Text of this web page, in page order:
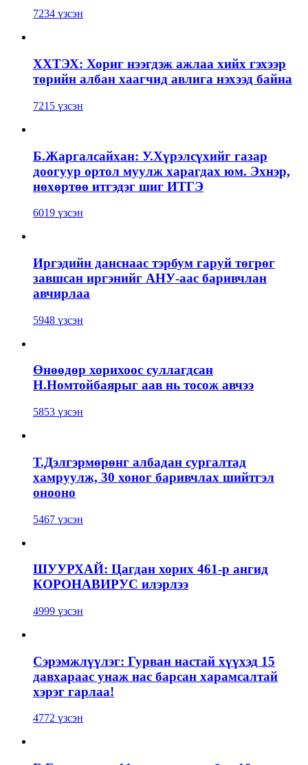
7234 үзсэн
ХХТЭХ: Хориг нээгдэж ажлаа хийх гэхээр
төрийн албан хаагчид авлига нэхээд байна
7215 үзсэн
Б.Жаргалсайхан: У.Хүрэлсүхийг газар
доогуур ортол муулж харагдах юм. Эхнэр,
нөхөртөө итгэдэг шиг ИТГЭ
6019 үзсэн
Иргэдийн данснаас тэрбум гаруй төгрөг
завшсан иргэнийг АНУ-аас баривчлан
авчирлаа
5948 үзсэн
Өнөөдөр хорихоос суллагдсан
Н.Номтойбаярыг аав нь тосож авчээ
5853 үзсэн
Т.Дэлгэрмөрөнг албадан сургалтад
хамруулж, 30 хоног баривчлах шийтгэл
онооно
5467 үзсэн
ШУУРХАЙ: Цагдан хорих 461-р ангид
КОРОНАВИРУС илэрлээ
4999 үзсэн
Сэрэмжлүүлэг: Гурван настай хүүхэд 15
давхараас унаж нас барсан харамсалтай
хэрэг гарлаа!
4772 үзсэн